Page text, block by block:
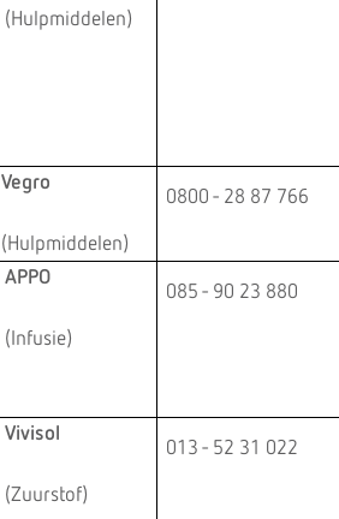
(Hulpmiddelen)
Vegro
(Hulpmiddelen)
0800 - 28 87 766
APPO
(Infusie)
085 - 90 23 880
Vivisol
(Zuurstof)
013 - 52 31 022